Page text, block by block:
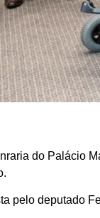
do Palácio
pelo deputado